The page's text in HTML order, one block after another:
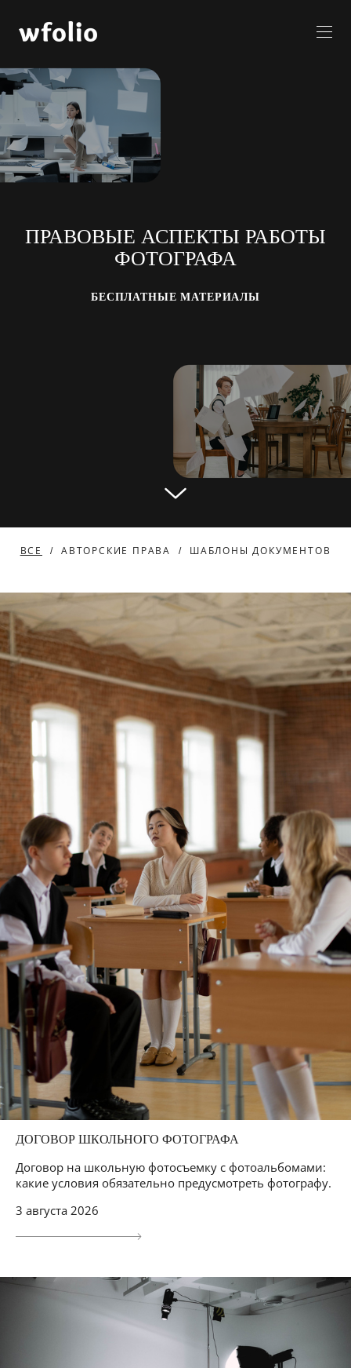
ПРАВОВЫЕ АСПЕКТЫ РАБОТЫ
ФОТОГРАФА
БЕСПЛАТНЫЕ МАТЕРИАЛЫ
ВСЕ АВТОРСКИЕ ПРАВА ШАБЛОНЫ ДОКУМЕНТОВ
ДОГОВОР ШКОЛЬНОГО ФОТОГРАФА
Договор на школьную фотосъемку с фотоальбомами:
какие условия обязательно предусмотреть фотографу.
3 августа 2026